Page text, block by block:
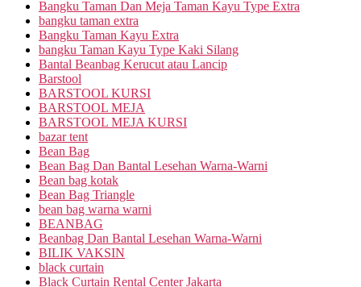
Bangku Taman Dan Meja Taman Kayu Type Extra
bangku taman extra
Bangku Taman Kayu Extra
bangku Taman Kayu Type Kaki Silang
Bantal Beanbag Kerucut atau Lancip
Barstool
BARSTOOL KURSI
BARSTOOL MEJA
BARSTOOL MEJA KURSI
bazar tent
Bean Bag
Bean Bag Dan Bantal Lesehan Warna-Warni
Bean bag kotak
Bean Bag Triangle
bean bag warna warni
BEANBAG
Beanbag Dan Bantal Lesehan Warna-Warni
BILIK VAKSIN
black curtain
Black Curtain Rental Center Jakarta